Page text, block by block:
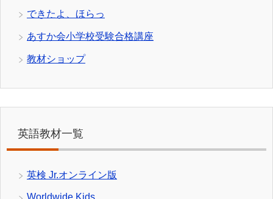
できたよ、ほらっ
あすか会小学校受験合格講座
教材ショップ
英語教材一覧
英検 Jr.オンライン版